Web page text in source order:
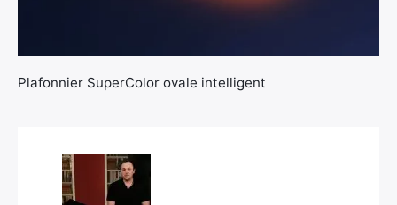
Plafonnier SuperColor ovale intelligent
Rechercher
: